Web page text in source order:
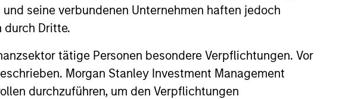
seine verbundenen Unternehmen haften jedoch
durch Dritte.
tätige Personen besondere Verpflichtungen. Vor
Morgan Stanley Investment Management
durchzuführen, um den Verpflichtungen